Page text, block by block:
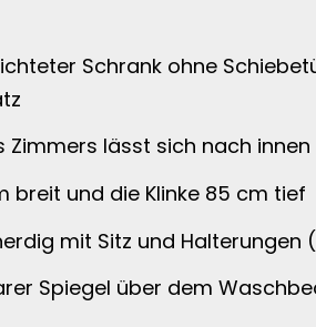
Schrank ohne
Zimmers lässt sich nach
breit und die Klinke 85 cm tief
mit Sitz und Halterungen
Spiegel über dem